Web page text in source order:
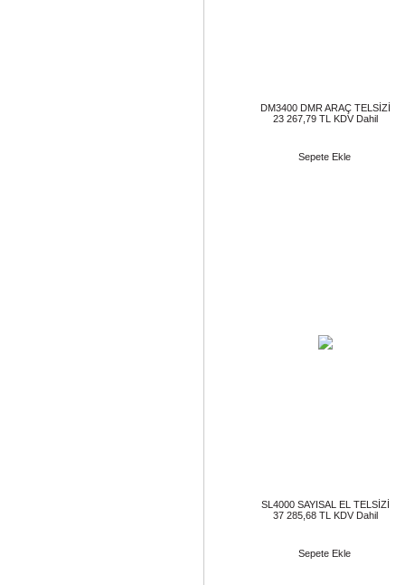
DM3400 DMR ARAÇ TELSİZİ
23 267,79 TL KDV Dahil
Sepete Ekle
SL4000 SAYISAL EL TELSİZİ
37 285,68 TL KDV Dahil
Sepete Ekle